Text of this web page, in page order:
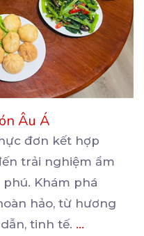
Âu Á
đơn kết hợp
trải nghiệm ẩm
Khám phá
hảo, từ hương
tinh tế. ...